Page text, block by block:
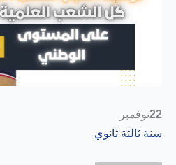
22نوفمبر
سنة ثالثة ثانوي